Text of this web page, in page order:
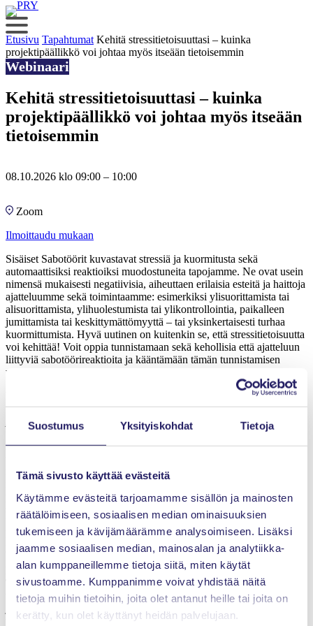
Suostumus Yksityiskohdat Tietoja
Tämä sivusto käyttää evästeitä
Käytämme evästeitä tarjoamamme sisällön ja mainosten
räätälöimiseen, sosiaalisen median ominaisuuksien
tukemiseen ja kävijämäärämme analysoimiseen. Lisäksi
jaamme sosiaalisen median, mainosalan ja analytiikka-
alan kumppaneillemme tietoja siitä, miten käytät
sivustoamme. Kumppanimme voivat yhdistää näitä
tietoja muihin tietoihin, joita olet antanut heille tai joita on
kerätty, kun olet käyttänyt heidän palvelujaan.
Siirry
sisältöön
Etusivu Tapahtumat Kehitä stressitietoisuuttasi – kuinka
projektipäällikkö voi johtaa myös itseään tietoisemmin
Webinaari
Kehitä stressitietoisuuttasi – kuinka
projektipäällikkö voi johtaa myös itseään
tietoisemmin
08.10.2026 klo 09:00 – 10:00
Zoom
Ilmoittaudu mukaan
Sisäiset Sabotöörit kuvastavat stressiä ja kuormitusta sekä
automaattisiksi reaktioiksi muodostuneita tapojamme. Ne ovat usein
nimensä mukaisesti negatiivisia, aiheuttaen erilaisia esteitä ja haittoja
ajatteluumme sekä toimintaamme: esimerkiksi ylisuorittamista tai
alisuorittamista, ylihuolestumista tai ylikontrollointia, paikalleen
jumittamista tai keskittymättömyyttä – tai yksinkertaisesti turhaa
kuormittumista. Hyvä uutinen on kuitenkin se, että stressitietoisuutta
voi kehittää! Voit oppia tunnistamaan sekä kehollisia että ajatteluun
liittyviä sabotöörireaktioita ja kääntämään tämän tunnistamisen
voimavaraksi.
Voimme kutsua tätä kehittämisprosessia PQ:n (Positive Intelligence)
vahvistamiseksi, mikä johtaa esimerkiksimuutoksen keskellä,
päätöksenteossa, palautumisessa, viestinnässä ja
vaikuttavuudessajoustavampaan, virtaavampaan ja
innovatiivisempaan toimintaan. Kaikki alkaa oman toimintasi
myös muiden reaktioita ja voit vaikuttaa niihin. PQ-malli perustuu
mm. käyttäytymis- ja neurotieteelliseen tutkimukseen sekä
positiiviseen psykologiaan ja johtamispsykologiaan. Webinaarissa
saat perusteet ja työkaluja PQ:n vahvistamiseen. Se soveltuu
kaikille, jotka ovat kiinnostuneita lisäämään omaa ja muiden
hyvinvointia sekä saavuttamaan parempia suorituksia
yksinkertaisella tavalla.
Puhuja:
Tuuli Kirsikka Pirttiahoon kansainvälinen ammattilainen johdon
valmennuksessa. Hänellä on vuosikymmenten kokemus
johtamisesta, kehittämisestä, yrittäjyydestä ja hallitustyöstä eri
toimialoilla. Hänen ydinosaamistaan ovat valmentava johtaminen ja